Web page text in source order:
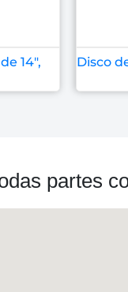
14″,
Disco
partes